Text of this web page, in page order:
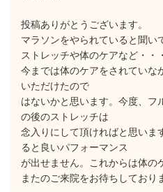
投稿ありがとうございます。
マラソンをやられていると聞い
ストレッチや体のケアなど・・
今までは体のケアをされていな
いただけたので
はないかと思います。今度、フ
の後のストレッチは
念入りにして頂ければと思いま
ると良いパフォーマンス
が出せません。これからは体の
またのご来院をお待ちしており